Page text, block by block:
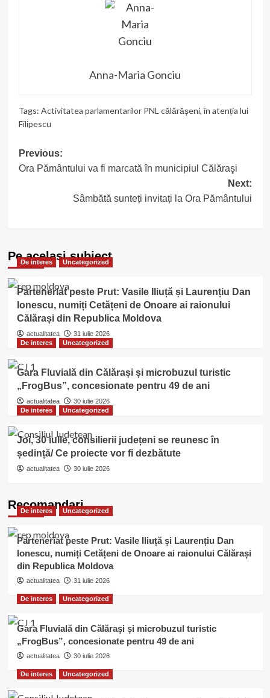
Anna-Maria Gonciu
Tags: Activitatea parlamentarilor PNL călărășeni,în atenția lui
Filipescu
Post
navigation
Previous:
Ora Pământului va fi marcată în municipiul Călăraşi
Next:
Sâmbătă sunteți invitați la Ora Pământului
Pe acelasi subiect
De interes Uncategorized
Parteneriat peste Prut: Vasile Iliuță și Laurențiu Dan
Ionescu, numiți Cetățeni de Onoare ai raionului
Călărași din Republica Moldova
actualitatea
31 iulie 2026
De interes
Uncategorized
Gara Fluvială din Călărași și microbuzul turistic
„FrogBus”, concesionate pentru 49 de ani
actualitatea
30 iulie 2026
De interes
Uncategorized
Joi, 30 iulie, consilierii județeni se reunesc în
ședință/ Ce proiecte vor fi dezbătute
actualitatea 30 iulie 2026
Recomandari
De interes Uncategorized
Parteneriat peste Prut: Vasile Iliuță și Laurențiu Dan
Ionescu, numiți Cetățeni de Onoare ai raionului Călărași
din Republica Moldova
actualitatea 31 iulie 2026
De interes Uncategorized
Gara Fluvială din Călărași și microbuzul turistic
„FrogBus”, concesionate pentru 49 de ani
actualitatea 30 iulie 2026
De interes Uncategorized